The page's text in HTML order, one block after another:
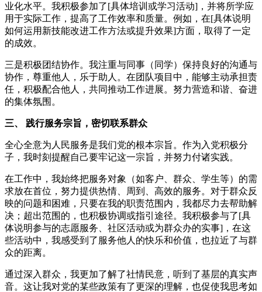
业化水平。我积极参加了[具体培训或学习活动]，并将所学应
用于实际工作，提高了工作效率和质量。例如，在[具体说明
如何运用新技能改进工作方法或提升效果]方面，取得了一定
的成效。
三是积极团结协作。我注重与同事（同学）保持良好的沟通与
协作，尊重他人，乐于助人。在团队项目中，能够主动承担责
任，积极配合他人，共同推动工作进展。努力营造和谐、奋进
的集体氛围。
三、 践行服务宗旨，密切联系群众
全心全意为人民服务是我们党的根本宗旨。作为入党积极分
子，我时刻提醒自己要牢记这一宗旨，并努力付诸实践。
在工作中，我始终把服务对象（如客户、群众、学生等）的需
求放在首位，努力提供热情、周到、高效的服务。对于群众反
映的问题和困难，只要在我的职责范围内，我都尽力去帮助解
决；超出范围的，也积极协调或指引途径。我积极参与了[具
体说明参与的志愿服务、社区活动或为群众办的实事]，在这
些活动中，我感受到了服务他人的快乐和价值，也拉近了与群
众的距离。
通过深入群众，我更加了解了社情民意，听到了基层的真实声
音。这让我对党的某些政策有了更深的理解，也促使我思考如